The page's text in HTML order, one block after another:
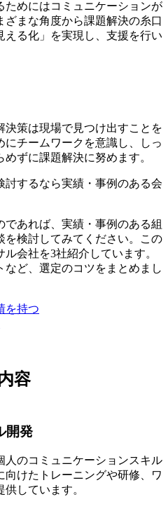
ためにはコミュニケーションが
ざまな角度から課題解決の糸口
える化」を実現し、支援を行い
決策は現場で見つけ出すことを
チームワークを意識し、しっ
ずに課題解決に努めます。
するなら実績・事例のある会
あれば、実績・事例のある組
を検討してみてください。この
会社を3社紹介しています。
ど、選定のコツをまとめまし
を持つ
容
開発
人のコミュニケーションスキル
向けたトレーニングや研修、ワ
供しています。